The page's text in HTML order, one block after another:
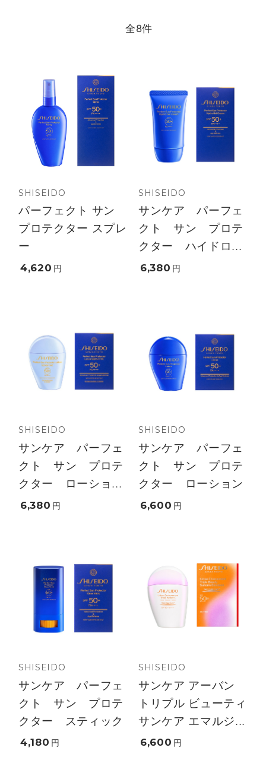
全8件
SHISEIDO
パーフェクト サン
プロテクター スプレ
ー
4,620 円
SHISEIDO
サンケア パーフェ
クト サン プロテ
クター ハイドロ...
6,380 円
SHISEIDO
サンケア パーフェ
クト サン プロテ
クター ローショ...
6,380 円
SHISEIDO
サンケア パーフェ
クト サン プロテ
クター ローション
6,600 円
SHISEIDO
サンケア パーフェ
クト サン プロテ
クター スティック
4,180 円
SHISEIDO
サンケア アーバン
トリプル ビューティ
サンケア エマルジ...
6,600 円